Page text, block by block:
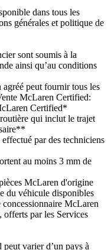
dans tous les
générales et politique de
sont soumis à la
ainsi qu’au conditions
peut fournir tous les
McLaren Certified:
Certified*
qui inclut le trajet
par des techniciens
au moins 3 mm de
McLaren d'origine
du véhicule disponibles
concessionnaire McLaren
offerts par les Services
varier d’un pays à